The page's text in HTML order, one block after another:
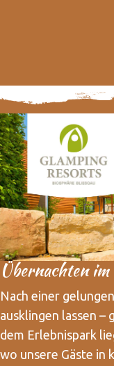
Übernachten
Nach einer
ausklingen lassen –
dem Erlebnispark
wo unsere Gäste in